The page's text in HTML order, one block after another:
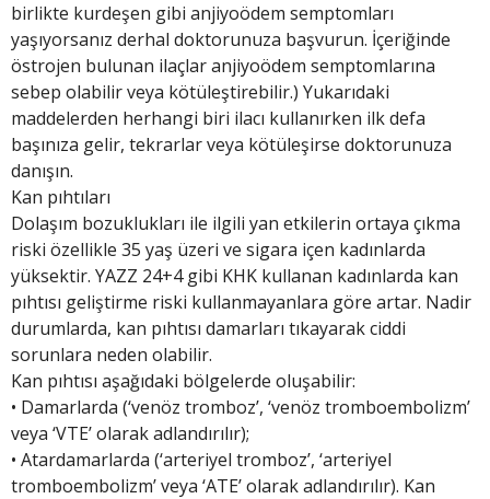
birlikte kurdeşen gibi anjiyoödem semptomları
yaşıyorsanız derhal doktorunuza başvurun. İçeriğinde
östrojen bulunan ilaçlar anjiyoödem semptomlarına
sebep olabilir veya kötüleştirebilir.) Yukarıdaki
maddelerden herhangi biri ilacı kullanırken ilk defa
başınıza gelir, tekrarlar veya kötüleşirse doktorunuza
danışın.
Kan pıhtıları
Dolaşım bozuklukları ile ilgili yan etkilerin ortaya çıkma
riski özellikle 35 yaş üzeri ve sigara içen kadınlarda
yüksektir. YAZZ 24+4 gibi KHK kullanan kadınlarda kan
pıhtısı geliştirme riski kullanmayanlara göre artar. Nadir
durumlarda, kan pıhtısı damarları tıkayarak ciddi
sorunlara neden olabilir.
Kan pıhtısı aşağıdaki bölgelerde oluşabilir:
• Damarlarda (‘venöz tromboz’, ‘venöz tromboembolizm’
veya ‘VTE’ olarak adlandırılır);
• Atardamarlarda (‘arteriyel tromboz’, ‘arteriyel
tromboembolizm’ veya ‘ATE’ olarak adlandırılır). Kan